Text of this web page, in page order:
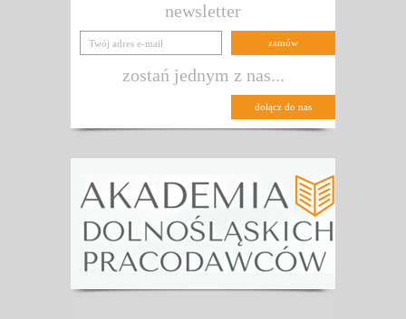
newsletter
zostań jednym z nas...